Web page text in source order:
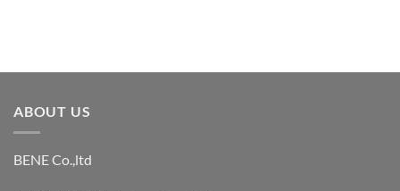
ABOUT US
BENE Co.,ltd